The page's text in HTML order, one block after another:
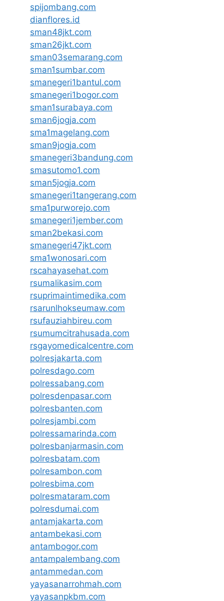
spijombang.com
dianflores.id
sman48jkt.com
sman26jkt.com
sman03semarang.com
sman1sumbar.com
smanegeri1bantul.com
smanegeri1bogor.com
sman1surabaya.com
sman6jogja.com
sma1magelang.com
sman9jogja.com
smanegeri3bandung.com
smasutomo1.com
sman5jogja.com
smanegeri1tangerang.com
sma1purworejo.com
smanegeri1jember.com
sman2bekasi.com
smanegeri47jkt.com
sma1wonosari.com
rscahayasehat.com
rsumalikasim.com
rsuprimaintimedika.com
rsarunlhokseumaw.com
rsufauziahbireu.com
rsumumcitrahusada.com
rsgayomedicalcentre.com
polresjakarta.com
polresdago.com
polressabang.com
polresdenpasar.com
polresbanten.com
polresjambi.com
polressamarinda.com
polresbanjarmasin.com
polresbatam.com
polresambon.com
polresbima.com
polresmataram.com
polresdumai.com
antamjakarta.com
antambekasi.com
antambogor.com
antampalembang.com
antammedan.com
yayasanarrohmah.com
yayasanpkbm.com